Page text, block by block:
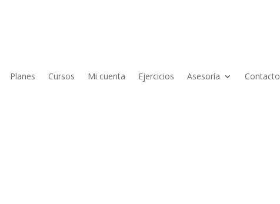
Planes Cursos Mi cuenta Ejercicios Asesoría Contacto